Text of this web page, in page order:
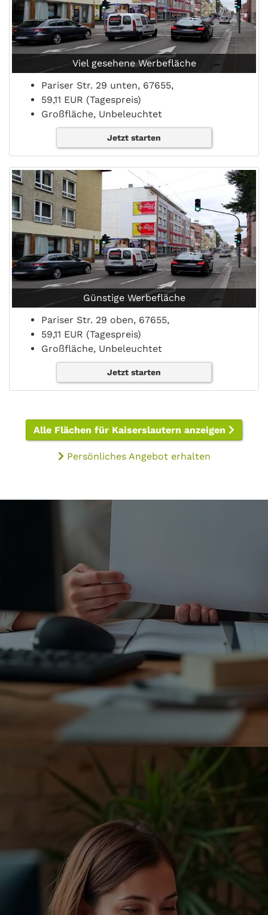
Viel gesehene Werbefläche
Pariser Str. 29 unten, 67655,
59,11 EUR (Tagespreis)
Großfläche, Unbeleuchtet
Jetzt starten
Günstige Werbefläche
Pariser Str. 29 oben, 67655,
59,11 EUR (Tagespreis)
Großfläche, Unbeleuchtet
Jetzt starten
Alle Flächen für Kaiserslautern anzeigen
Persönliches Angebot erhalten